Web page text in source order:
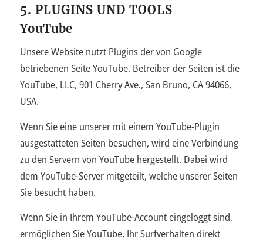
5. PLUGINS UND TOOLS
YouTube
Unsere Website nutzt Plugins der von Google
betriebenen Seite YouTube. Betreiber der Seiten ist die
YouTube, LLC, 901 Cherry Ave., San Bruno, CA 94066,
USA.
Wenn Sie eine unserer mit einem YouTube-Plugin
ausgestatteten Seiten besuchen, wird eine Verbindung
zu den Servern von YouTube hergestellt. Dabei wird
dem YouTube-Server mitgeteilt, welche unserer Seiten
Sie besucht haben.
Wenn Sie in Ihrem YouTube-Account eingeloggt sind,
ermöglichen Sie YouTube, Ihr Surfverhalten direkt